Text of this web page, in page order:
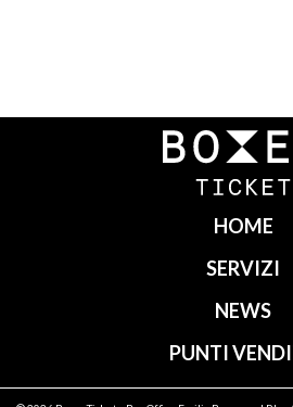
Navigazione
HOME
SERVIZI
NEWS
PUNTI